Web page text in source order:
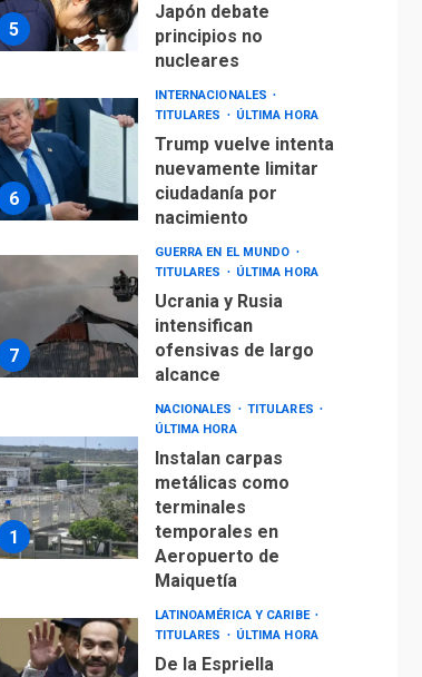
5
Japón debate
principios no
nucleares
6
INTERNACIONALES
TITULARES
ÚLTIMA HORA
Trump vuelve intenta
nuevamente limitar
ciudadanía por
nacimiento
7
GUERRA EN EL MUNDO
TITULARES
ÚLTIMA HORA
Ucrania y Rusia
intensifican
ofensivas de largo
alcance
1
NACIONALES
TITULARES
ÚLTIMA HORA
Instalan carpas
metálicas como
terminales
temporales en
Aeropuerto de
Maiquetía
LATINOAMÉRICA Y CARIBE
TITULARES
ÚLTIMA HORA
De la Espriella